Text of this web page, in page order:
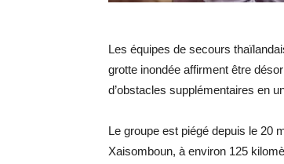
Les équipes de secours
grotte inondée affirment être
d’obstacles supplémentaires en
Le groupe est piégé depuis le 20
Xaisomboun, à environ 125